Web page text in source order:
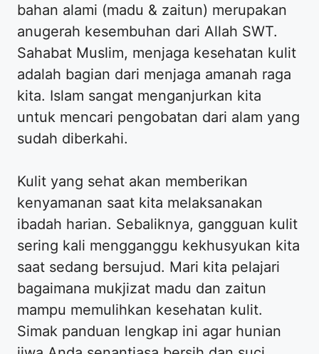
bahan alami (madu & zaitun) merupakan
anugerah kesembuhan dari Allah SWT.
Sahabat Muslim, menjaga kesehatan kulit
adalah bagian dari menjaga amanah raga
kita. Islam sangat menganjurkan kita
untuk mencari pengobatan dari alam yang
sudah diberkahi.
Kulit yang sehat akan memberikan
kenyamanan saat kita melaksanakan
ibadah harian. Sebaliknya, gangguan kulit
sering kali mengganggu kekhusyukan kita
saat sedang bersujud. Mari kita pelajari
bagaimana mukjizat madu dan zaitun
mampu memulihkan kesehatan kulit.
Simak panduan lengkap ini agar hunian